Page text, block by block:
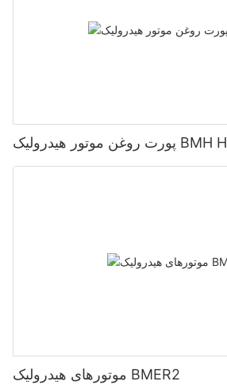
پورت روغن موتور هیدرولیک BMH H
موتورهای هیدرولیک BMER2